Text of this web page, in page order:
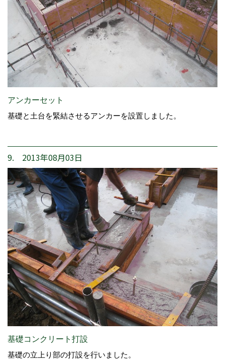
アンカーセット
基礎と土台を緊結させるアンカーを設置しました。
9. 2013年08月03日
基礎コンクリート打設
基礎の立上り部の打設を行いました。